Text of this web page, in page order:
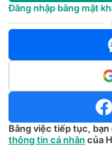
Đăng nhập bằng mật
Bằng việc tiếp tục, bạn
thông tin cá nhân của